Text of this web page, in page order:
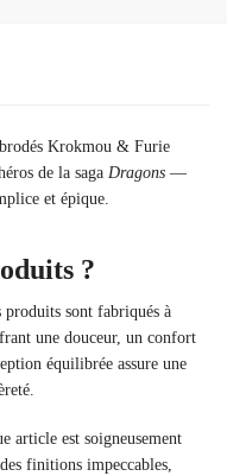
Krokmou & Furie
de la saga Dragons —
et épique.
?
produits sont fabriqués à
une douceur, un confort
équilibrée assure une
article est soigneusement
finitions impeccables,